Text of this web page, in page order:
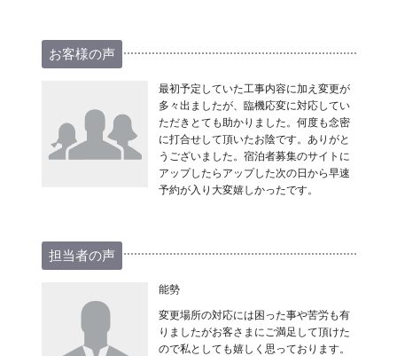
お客様の声
最初予定していた工事内容に加え変更が
多々出ましたが、臨機応変に対応してい
ただきとても助かりました。何度も念密
に打合せして頂いたお陰です。ありがと
うございました。宿泊者募集のサイトに
アップしたらアップした次の日から早速
予約が入り大変嬉しかったです。
担当者の声
能勢
変更場所の対応には困った事や苦労も有
りましたがお客さまにご満足して頂けた
ので私としても嬉しく思っております。